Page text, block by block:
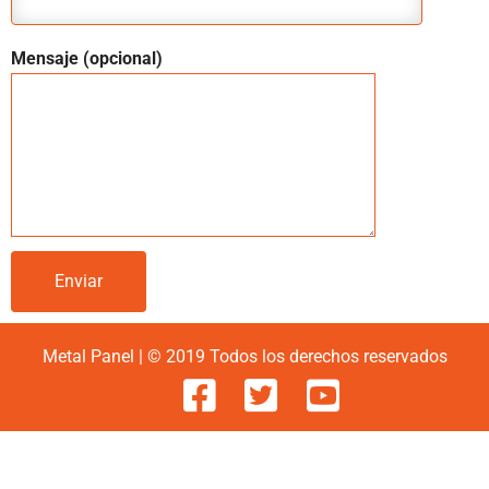
Mensaje (opcional)
Metal Panel | © 2019 Todos los derechos reservados